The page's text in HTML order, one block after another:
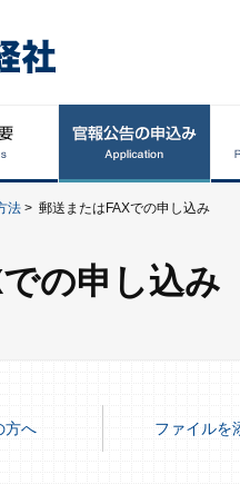
法 > 郵送またはFAXでの申し込み
の申し込み
方へ ファイルを